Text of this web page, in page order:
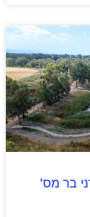
בר מס'